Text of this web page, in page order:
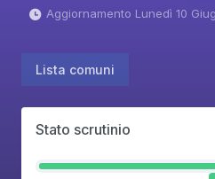
Aggiornamento Lunedì 10
Lista comuni
Stato scrutinio